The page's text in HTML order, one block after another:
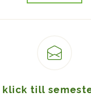
klick till